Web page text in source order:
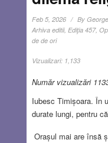
Feb 5, 2026 By
Arhiva editii, Ediţia 457,
de de ori
Vizualizari: 1,133
Număr vizualizări
Iubesc Timișoara. În
durate lungi, pentru
Orașul mai are însă